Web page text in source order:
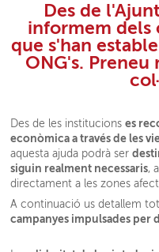
Des de
informem dels
que s'han
ONG's.
Des de les institucionses
econòmica a través de les
aquesta ajuda podrà ser
siguin realment necessaris,
directament a les zones
A continuació us detallem
campanyes impulsades per